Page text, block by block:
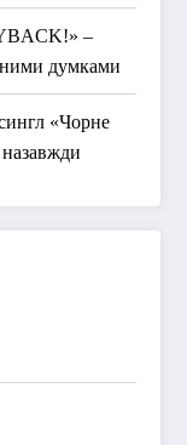
–
думками
«Чорне